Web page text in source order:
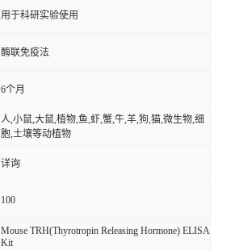
用于科研实验使用
酶联免疫法
6个月
人,小鼠,大鼠,植物,鱼,虾,蟹,牛,羊,狗,猫,微生物,细
胞,土壤等动植物
详询
100
Mouse TRH(Thyrotropin Releasing Hormone) ELISA
Kit